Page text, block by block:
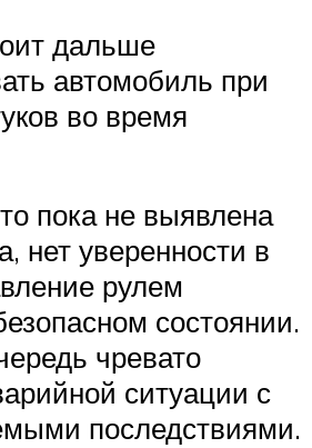
дальше
автомобиль при
во время
пока не выявлена
нет уверенности в
рулем
состоянии.
чревато
ситуации с
последствиями.